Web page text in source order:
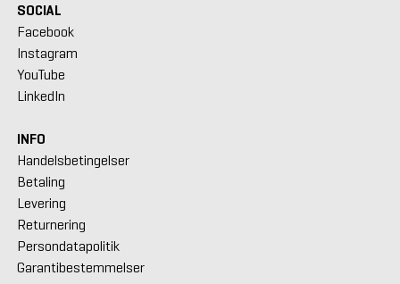
SOCIAL
Facebook
Instagram
YouTube
LinkedIn
INFO
Handelsbetingelser
Betaling
Levering
Returnering
Persondatapolitik
Garantibestemmelser